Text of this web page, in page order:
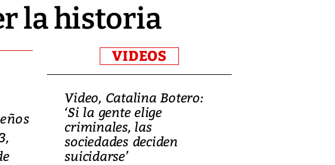
la historia
VIDEOS
Video, Catalina Botero:
‘Si la gente elige
criminales, las
sociedades deciden
suicidarse’